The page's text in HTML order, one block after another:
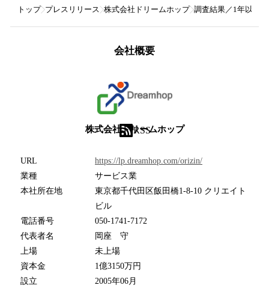
トップ プレスリリース 株式会社ドリームホップ 調査結果／1年以内
会社概要
株式会社ドリームホップ
RSS
URL
https://lp.dreamhop.com/orizin/
業種
サービス業
本社所在地
東京都千代田区飯田橋1-8-10 クリエイト
ビル
電話番号
050-1741-7172
代表者名
岡座 守
上場
未上場
資本金
1億3150万円
設立
2005年06月